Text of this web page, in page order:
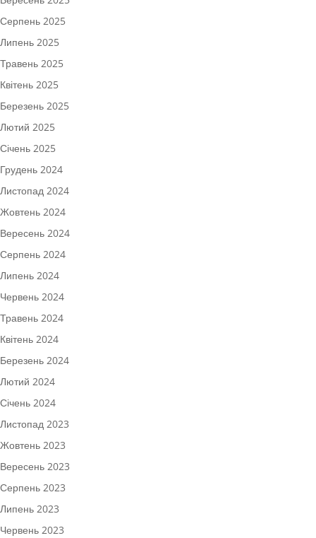
Серпень 2025
Липень 2025
Травень 2025
Квітень 2025
Березень 2025
Лютий 2025
Січень 2025
Грудень 2024
Листопад 2024
Жовтень 2024
Вересень 2024
Серпень 2024
Липень 2024
Червень 2024
Травень 2024
Квітень 2024
Березень 2024
Лютий 2024
Січень 2024
Листопад 2023
Жовтень 2023
Вересень 2023
Серпень 2023
Липень 2023
Червень 2023